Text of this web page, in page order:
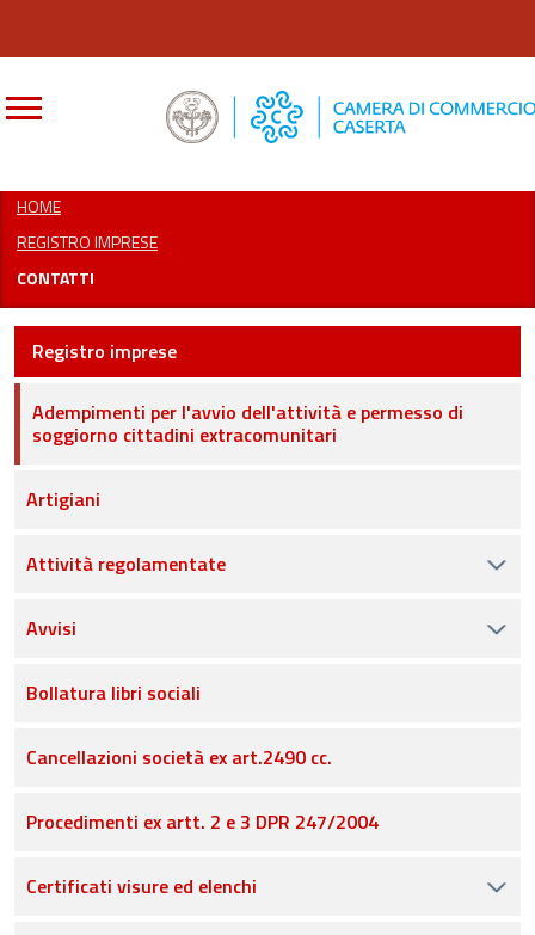
HOME
REGISTRO IMPRESE
CONTATTI
Registro imprese
Adempimenti per l'avvio dell'attività e permesso di
soggiorno cittadini extracomunitari
Artigiani
Attività regolamentate
Avvisi
Bollatura libri sociali
Cancellazioni società ex art.2490 cc.
Procedimenti ex artt. 2 e 3 DPR 247/2004
Certificati visure ed elenchi